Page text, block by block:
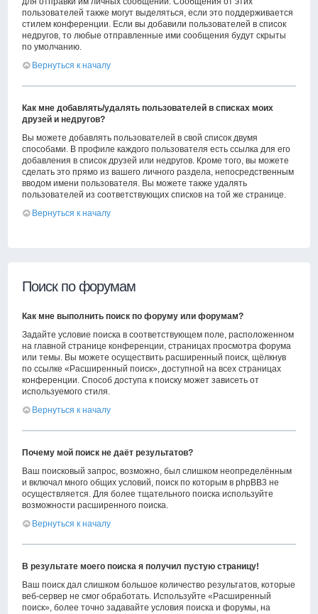
пользователей также могут выделяться, если это поддерживается
стилем конференции. Если вы добавили пользователей в список
недругов, то любые отправленные ими сообщения будут скрыты
по умолчанию.
Вернуться к началу
Как мне добавлять/удалять пользователей в списках моих
друзей и недругов?
Вы можете добавлять пользователей в свой список двумя
способами. В профиле каждого пользователя есть ссылка для его
добавления в список друзей или недругов. Кроме того, вы можете
сделать это прямо из вашего личного раздела, непосредственным
вводом имени пользователя. Вы можете также удалять
пользователей из соответствующих списков на той же странице.
Вернуться к началу
Поиск по форумам
Как мне выполнить поиск по форуму или форумам?
Задайте условие поиска в соответствующем поле, расположенном
на главной странице конференции, страницах просмотра форума
или темы. Вы можете осуществить расширенный поиск, щёлкнув
по ссылке «Расширенный поиск», доступной на всех страницах
конференции. Способ доступа к поиску может зависеть от
используемого стиля.
Вернуться к началу
Почему мой поиск не даёт результатов?
Ваш поисковый запрос, возможно, был слишком неопределённым
и включал много общих условий, поиск по которым в phpBB3 не
осуществляется. Для более тщательного поиска используйте
возможности расширенного поиска.
Вернуться к началу
В результате моего поиска я получил пустую страницу!
Ваш поиск дал слишком большое количество результатов, которые
веб-сервер не смог обработать. Используйте «Расширенный
поиск», более точно задавайте условия поиска и форумы, на